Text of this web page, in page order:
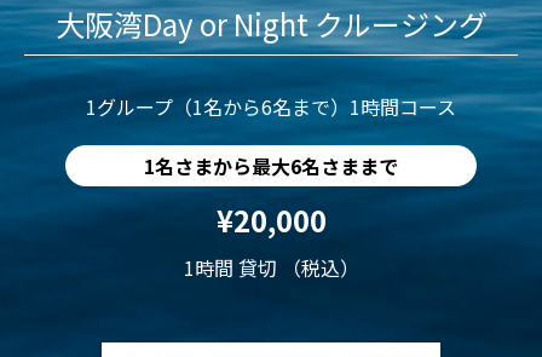
大阪湾Day or Night クルージング
1グループ（1名から6名まで）1時間コース
1名さまから最大6名さままで
¥20,000
1時間 貸切 （税込）